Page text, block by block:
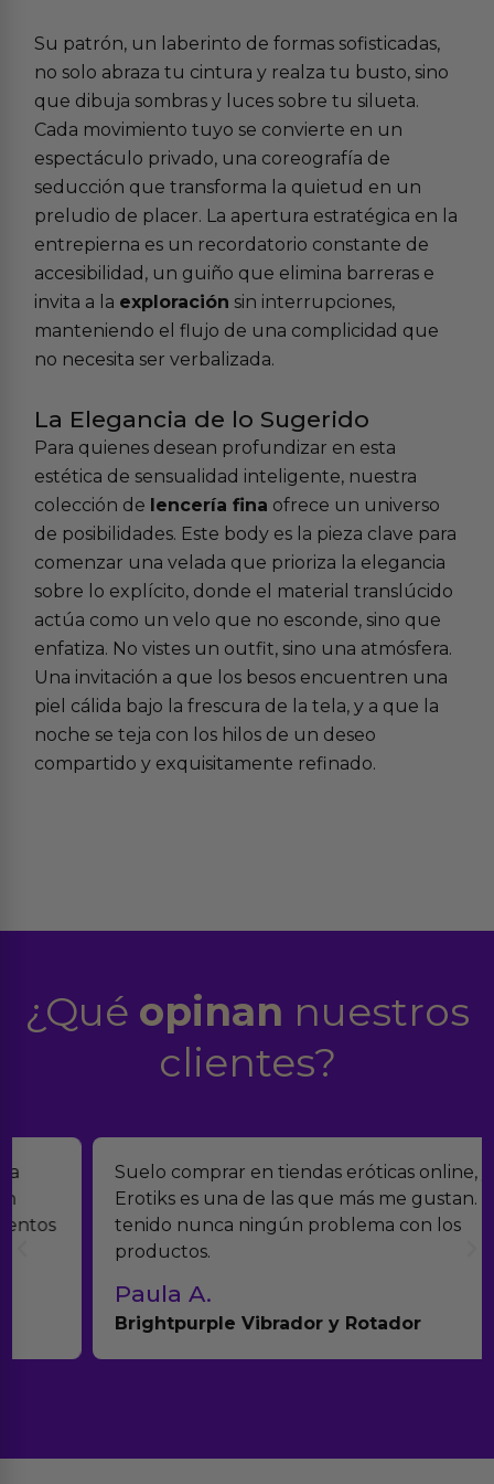
Su patrón, un laberinto de formas sofisticadas,
no solo abraza tu cintura y realza tu busto, sino
que dibuja sombras y luces sobre tu silueta.
Cada movimiento tuyo se convierte en un
espectáculo privado, una coreografía de
seducción que transforma la quietud en un
preludio de placer. La apertura estratégica en la
entrepierna es un recordatorio constante de
accesibilidad, un guiño que elimina barreras e
invita a la exploración sin interrupciones,
manteniendo el flujo de una complicidad que
no necesita ser verbalizada.
La Elegancia de lo Sugerido
Para quienes desean profundizar en esta
estética de sensualidad inteligente, nuestra
colección de lencería fina ofrece un universo
de posibilidades. Este body es la pieza clave para
comenzar una velada que prioriza la elegancia
sobre lo explícito, donde el material translúcido
actúa como un velo que no esconde, sino que
enfatiza. No vistes un outfit, sino una atmósfera.
Una invitación a que los besos encuentren una
piel cálida bajo la frescura de la tela, y a que la
noche se teja con los hilos de un deseo
compartido y exquisitamente refinado.
¿Qué opinan nuestros
clientes?
Suelo comprar en tiendas eróticas online, y
Erotiks es una de las que más me gustan. No he
tenido nunca ningún problema con los
productos.
Paula A.
Brightpurple Vibrador y Rotador